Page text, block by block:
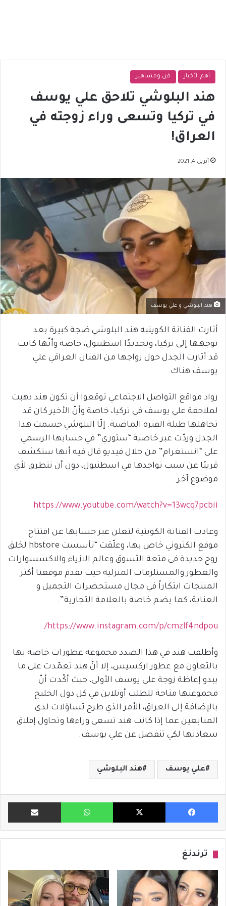
أهم الأخبار فن ومشاهير
هند البلوشي تلاحق علي يوسف
في تركيا وتسعى وراء زوجته في
العراق!
أبريل 4, 2021
هند البلوشي و علي يوسف
أثارت الفنانة الكويتية هند البلوشي ضجة كبيرة بعد
توجهها إلى تركيا، وتحديدًا اسطنبول، خاصة وأنّها كانت
قد أثارت الجدل حول زواجها من الفنان العراقي علي
يوسف هناك.
رواد مواقع التواصل الاجتماعي توقعوا أن تكون هند ذهبت
لملاحقة علي يوسف في تركيا، خاصة وأنّ الأخير كان قد
تجاهلها طيلة الفترة الماضية. إلّا البلوشي حسمت هذا
الجدل وردّت عبر خاصية “ستوري” في حسابها الرسمي
على “انستغرام” من خلال فيديو قال فيه أنها ستكشف
قريبًا عن سبب تواجدها في اسطنبول، دون أن تتطرق لأي
موضوع آخر.
https://www.youtube.com/watch?v=13wcq7pcbii
وعادت الفنانة الكويتية لتعلن عبر حسابها عن افتتاح
موقع الكتروني خاص بها، وعلّقت “تأسست hbstore لخلق
روح جديدة في متعة التسوق وعالم الازياء والاكسسوارات
والعطور والمستلزمات المنزلية حيث يقدم موقعنا أكثر
المنتجات ابتكاراً في مجال مستحضرات التجميل و
العناية، كما يضم خاصة بالعلامة التجارية”.
https://www.instagram.com/p/cmzlf4ndpou/
وأطلقت هند في هذا الصدد مجموعة عطورات خاصة بها
بالتعاون مع عطور اركسيس، إلا أنّ هند تعمّدت على ما
يبدو إغاظة زوجة علي يوسف الأولى، حيث أكّدت أنّ
مجموعتها متاحة للطلب أونلاين في كل دول الخليج
بالإضافة إلى العراق، الأمر الذي طرح تساؤلات لدى
المتابعين عما إذا كانت هند تسعى وراءها وتحاول إقلاق
سعادتها لكي تنفصل عن علي يوسف.
علي يوسف هند البلوشي
فيسبوك X واتساب مشاركة
ترندنغ